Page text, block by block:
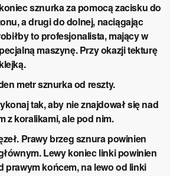
sznurka za pomocą zacisku do
a drugi do dolnej, naciągając
to profesjonalista, mający w
maszynę. Przy okazji tekturę
metr sznurka od reszty.
tak, aby nie znajdował się nad
z koralikami, ale pod nim.
Prawy brzeg sznura powinien
Lewy koniec linki powinien
prawym końcem, na lewo od linki